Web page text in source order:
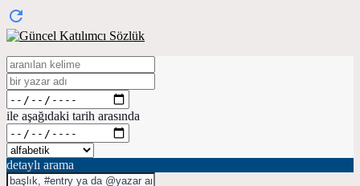
ile aşağıdaki tarih arasında
detaylı arama